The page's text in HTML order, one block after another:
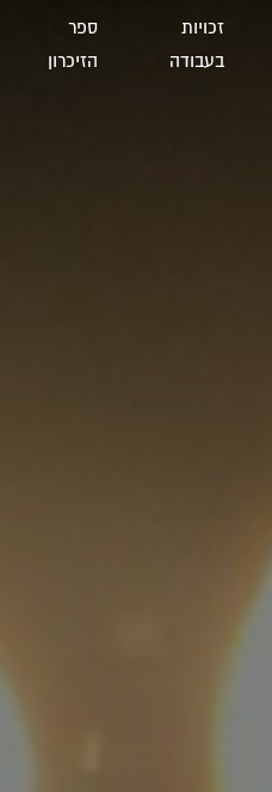
זכויות
בעבודה
ספר
הזיכרון